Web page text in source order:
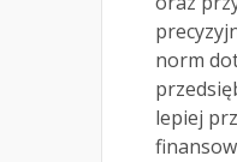
norm
lepiej